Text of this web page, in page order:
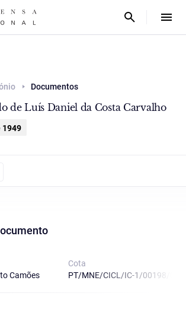
Documentos
de Luís Daniel da Costa Carvalho
1949
Camões
Cota
PT/MNE/CICL/IC-1/00198/02